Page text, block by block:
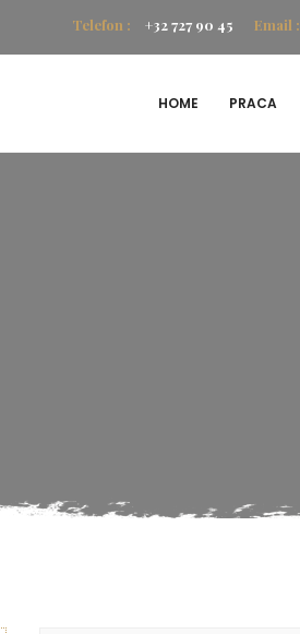
Telefon : +32 727 90 45 Email :
HOME PRACA